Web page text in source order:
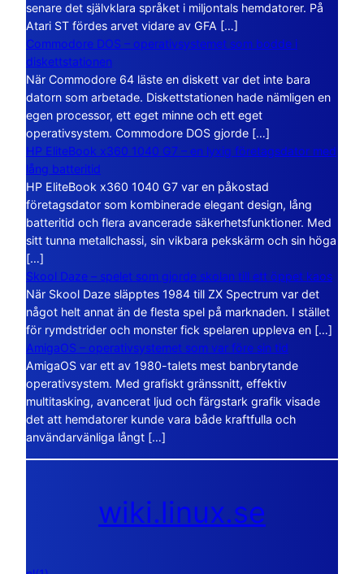
senare det självklara språket i miljontals hemdatorer. På
Atari ST fördes arvet vidare av GFA […]
Commodore DOS – operativsystemet som bodde i
diskettstationen
När Commodore 64 läste en diskett var det inte bara
datorn som arbetade. Diskettstationen hade nämligen en
egen processor, ett eget minne och ett eget
operativsystem. Commodore DOS gjorde […]
HP EliteBook x360 1040 G7 – en lyxig företagsdator med
lång batteritid
HP EliteBook x360 1040 G7 var en påkostad
företagsdator som kombinerade elegant design, lång
batteritid och flera avancerade säkerhetsfunktioner. Med
sitt tunna metallchassi, sin vikbara pekskärm och sin höga
[…]
Skool Daze – spelet som gjorde skolan till ett öppet kaos
När Skool Daze släpptes 1984 till ZX Spectrum var det
något helt annat än de flesta spel på marknaden. I stället
för rymdstrider och monster fick spelaren uppleva en […]
AmigaOS – operativsystemet som var före sin tid
AmigaOS var ett av 1980-talets mest banbrytande
operativsystem. Med grafiskt gränssnitt, effektiv
multitasking, avancerat ljud och färgstark grafik visade
det att hemdatorer kunde vara både kraftfulla och
användarvänliga långt […]
wiki.linux.se